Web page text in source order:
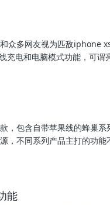
众多网友视为匹敌iphone
电和电脑模式功能，可谓
，包含自带苹果线的蜂巢
不同系列产品主打的功能
能